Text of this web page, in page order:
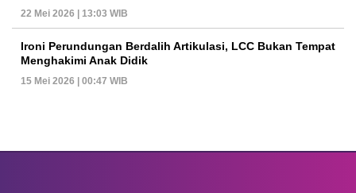
22 Mei 2026 | 13:03 WIB
Ironi Perundungan Berdalih Artikulasi, LCC Bukan Tempat
Menghakimi Anak Didik
15 Mei 2026 | 00:47 WIB